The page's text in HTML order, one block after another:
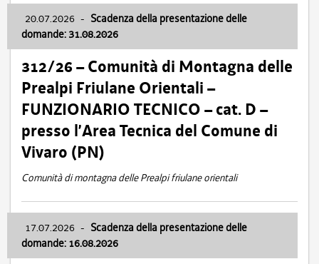
20.07.2026 - Scadenza della presentazione delle
domande: 31.08.2026
312/26 – Comunità di Montagna delle
Prealpi Friulane Orientali –
FUNZIONARIO TECNICO – cat. D –
presso l’Area Tecnica del Comune di
Vivaro (PN)
Comunità di montagna delle Prealpi friulane orientali
17.07.2026 - Scadenza della presentazione delle
domande: 16.08.2026